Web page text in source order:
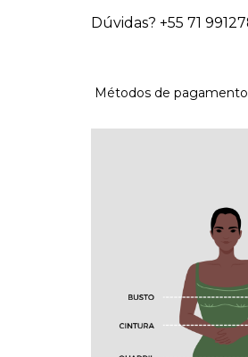
Dúvidas? +55 71
Métodos de